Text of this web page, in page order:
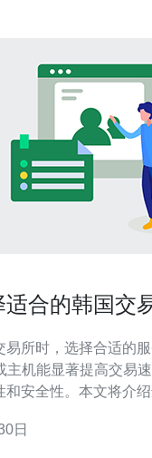
合的韩国交
易所时，选择合适的
主机能显著提高交易
和安全性。本文将介
日